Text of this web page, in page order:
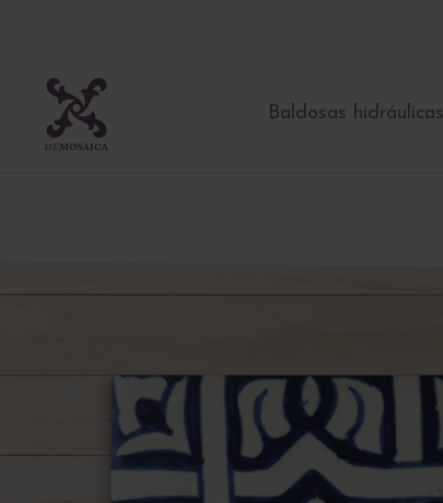
contenido
Baldosas hidráulicas